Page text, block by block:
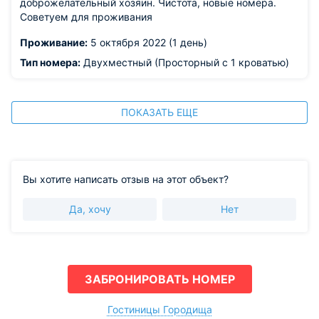
доброжелательный хозяин. Чистота, новые номера.
Советуем для проживания
Проживание: 5 октября 2022 (1 день)
Тип номера: Двухместный (Просторный с 1 кроватью)
ПОКАЗАТЬ ЕЩЕ
Вы хотите написать отзыв на этот объект?
Да, хочу Нет
ЗАБРОНИРОВАТЬ НОМЕР
Гостиницы Городища